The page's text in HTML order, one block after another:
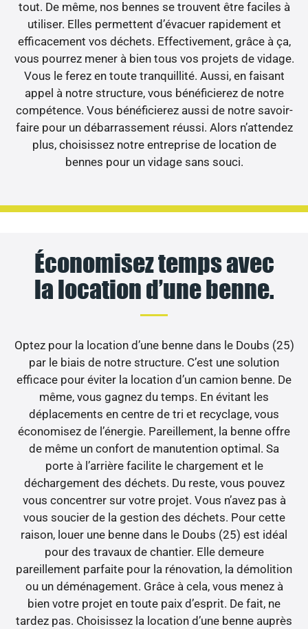
tout. De même, nos bennes se trouvent être faciles à
utiliser. Elles permettent d’évacuer rapidement et
efficacement vos déchets. Effectivement, grâce à ça,
vous pourrez mener à bien tous vos projets de vidage.
Vous le ferez en toute tranquillité. Aussi, en faisant
appel à notre structure, vous bénéficierez de notre
compétence. Vous bénéficierez aussi de notre savoir-
faire pour un débarrassement réussi. Alors n’attendez
plus, choisissez notre entreprise de location de
bennes pour un vidage sans souci.
Économisez temps avec
la location d’une benne.
Optez pour la location d’une benne dans le Doubs (25)
par le biais de notre structure. C’est une solution
efficace pour éviter la location d’un camion benne. De
même, vous gagnez du temps. En évitant les
déplacements en centre de tri et recyclage, vous
économisez de l’énergie. Pareillement, la benne offre
de même un confort de manutention optimal. Sa
porte à l’arrière facilite le chargement et le
déchargement des déchets. Du reste, vous pouvez
vous concentrer sur votre projet. Vous n’avez pas à
vous soucier de la gestion des déchets. Pour cette
raison, louer une benne dans le Doubs (25) est idéal
pour des travaux de chantier. Elle demeure
pareillement parfaite pour la rénovation, la démolition
ou un déménagement. Grâce à cela, vous menez à
bien votre projet en toute paix d’esprit. De fait, ne
tardez pas. Choisissez la location d’une benne auprès